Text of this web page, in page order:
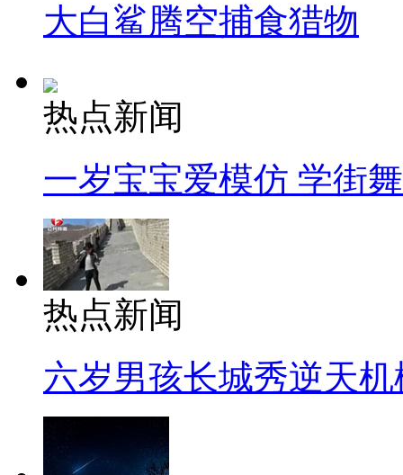
大白鲨腾空捕食猎物
热点新闻
一岁宝宝爱模仿 学街
热点新闻
六岁男孩长城秀逆天机